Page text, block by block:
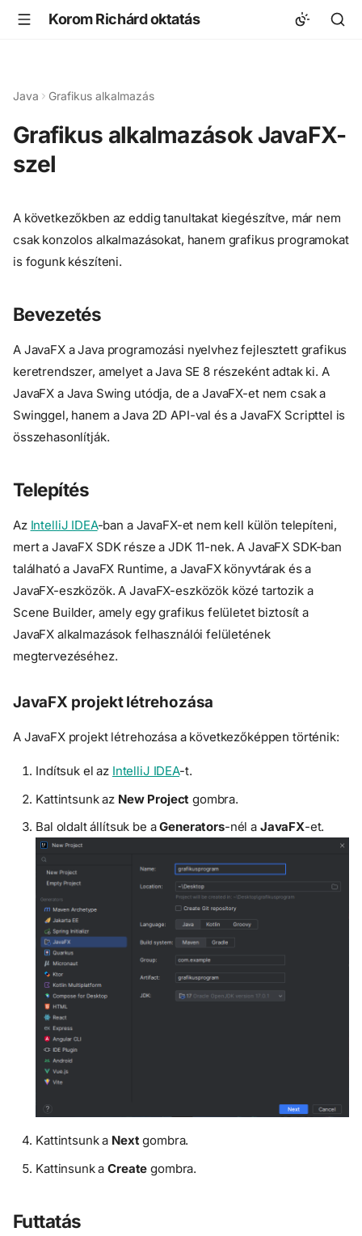
Korom Richárd oktatás
Java Grafikus alkalmazás
Grafikus alkalmazások JavaFX-
szel
A következőkben az eddig tanultakat kiegészítve, már nem
csak konzolos alkalmazásokat, hanem grafikus programokat
is fogunk készíteni.
Bevezetés
A JavaFX a Java programozási nyelvhez fejlesztett grafikus
keretrendszer, amelyet a Java SE 8 részeként adtak ki. A
JavaFX a Java Swing utódja, de a JavaFX-et nem csak a
Swinggel, hanem a Java 2D API-val és a JavaFX Scripttel is
összehasonlítják.
Telepítés
Az IntelliJ IDEA-ban a JavaFX-et nem kell külön telepíteni,
mert a JavaFX SDK része a JDK 11-nek. A JavaFX SDK-ban
található a JavaFX Runtime, a JavaFX könyvtárak és a
JavaFX-eszközök. A JavaFX-eszközök közé tartozik a
Scene Builder, amely egy grafikus felületet biztosít a
JavaFX alkalmazások felhasználói felületének
megtervezéséhez.
JavaFX projekt létrehozása
A JavaFX projekt létrehozása a következőképpen történik:
Indítsuk el az IntelliJ IDEA-t.
Kattintsunk az New Project gombra.
Bal oldalt állítsuk be aGenerators-nél a JavaFX-et.
Kattintsunk a Nextgombra.
Kattinsunk aCreate gombra.
Futtatás